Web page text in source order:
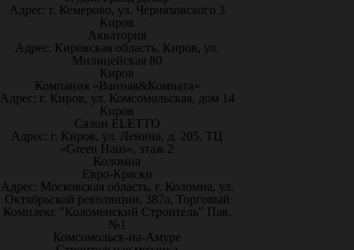
Адрес: г. Кемерово, ул. Черняховского 3
Киров
Акватория
Адрес: Кировская область, Киров, ул.
Милицейская 80
Киров
Компания «Ванная&Комната»
Адрес: г. Киров, ул. Комсомольская, дом 14
Киров
Салон ELETTO
Адрес: г. Киров, ул. Ленина, д. 205, ТЦ
«Green Haus», этаж 2
Коломна
Евро-Краски
Адрес: Московская область, г. Коломна, ул.
Октябрьской революции, 387а, Торговый
Комплекс "Коломенский Строитель" Пав.
№1
Комсомольск-на-Амуре